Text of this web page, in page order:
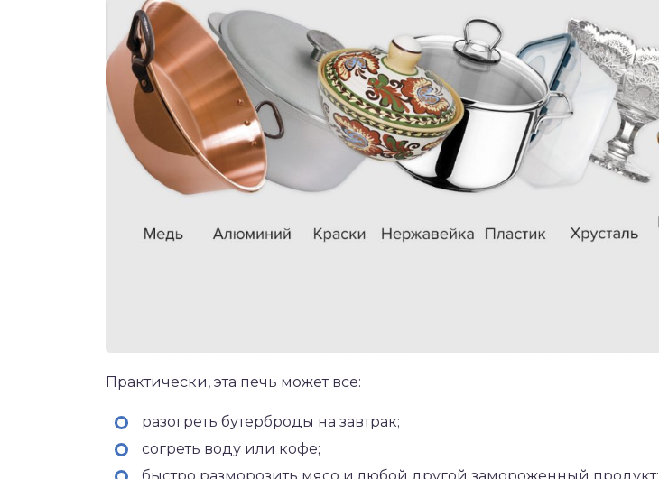
Практически, эта печь может все:
разогреть бутерброды на завтрак;
согреть воду или кофе;